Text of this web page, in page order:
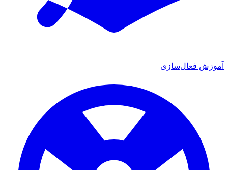
آموزش فعال‌سازی